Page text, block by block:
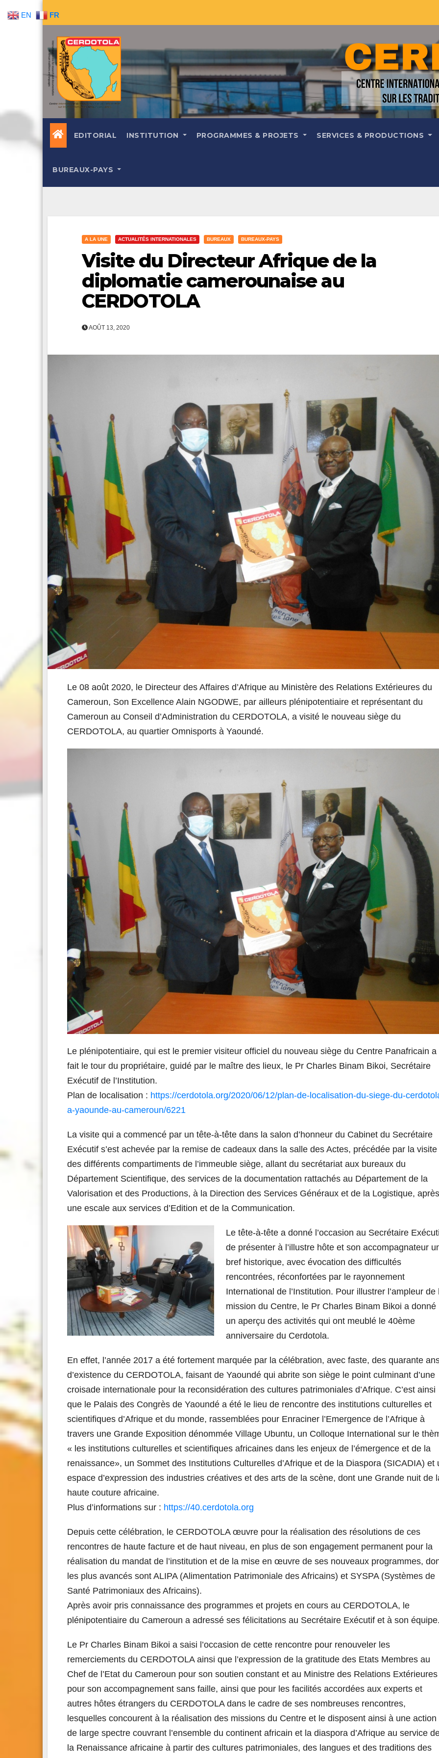
to
content
EDITORIAL INSTITUTION PROGRAMMES & PROJETS SERVICES & PRODUCTIONS
BUREAUX-PAYS
A LA UNE ACTUALITÉS INTERNATIONALES BUREAUX BUREAUX-PAYS
Visite du Directeur Afrique de la
diplomatie camerounaise au
CERDOTOLA
AOÛT 13, 2020
Le 08 août 2020, le Directeur des Affaires d’Afrique au Ministère des Relations Extérieures du
Cameroun, Son Excellence Alain NGODWE, par ailleurs plénipotentiaire et représentant du
Cameroun au Conseil d’Administration du CERDOTOLA, a visité le nouveau siège du
CERDOTOLA, au quartier Omnisports à Yaoundé.
Le plénipotentiaire, qui est le premier visiteur officiel du nouveau siège du Centre Panafricain a
fait le tour du propriétaire, guidé par le maître des lieux, le Pr Charles Binam Bikoi, Secrétaire
Exécutif de l’Institution.
Plan de localisation : https://cerdotola.org/2020/06/12/plan-de-localisation-du-siege-du-
a-yaounde-au-cameroun/6221
La visite qui a commencé par un tête-à-tête dans la salon d’honneur du Cabinet du Secrétaire
Exécutif s’est achevée par la remise de cadeaux dans la salle des Actes, précédée par la visite
des différents compartiments de l’immeuble siège, allant du secrétariat aux bureaux du
Département Scientifique, des services de la documentation rattachés au Département de la
Valorisation et des Productions, à la Direction des Services Généraux et de la Logistique, après
une escale aux services d’Edition et de la Communication.
Le tête-à-tête a donné l’occasion au Secrétaire
de présenter à l’illustre hôte et son accompagnateur
bref historique, avec évocation des difficultés
rencontrées, réconfortées par le rayonnement
International de l’Institution. Pour illustrer l’ampleur de
mission du Centre, le Pr Charles Binam Bikoi a donné
un aperçu des activités qui ont meublé le 40ème
anniversaire du Cerdotola.
En effet, l’année 2017 a été fortement marquée par la célébration, avec faste, des quarante
d’existence du CERDOTOLA, faisant de Yaoundé qui abrite son siège le point culminant d’une
croisade internationale pour la reconsidération des cultures patrimoniales d’Afrique. C’est ainsi
que le Palais des Congrès de Yaoundé a été le lieu de rencontre des institutions culturelles et
scientifiques d’Afrique et du monde, rassemblées pour Enraciner l’Emergence de l’Afrique à
travers une Grande Exposition dénommée Village Ubuntu, un Colloque International sur le
« les institutions culturelles et scientifiques africaines dans les enjeux de l’émergence et de la
renaissance», un Sommet des Institutions Culturelles d’Afrique et de la Diaspora (SICADIA) et
espace d’expression des industries créatives et des arts de la scène, dont une Grande nuit de
haute couture africaine.
Plus d’informations sur : https://40.cerdotola.org
Depuis cette célébration, le CERDOTOLA œuvre pour la réalisation des résolutions de ces
rencontres de haute facture et de haut niveau, en plus de son engagement permanent pour la
réalisation du mandat de l’institution et de la mise en œuvre de ses nouveaux programmes,
les plus avancés sont ALIPA (Alimentation Patrimoniale des Africains) et SYSPA (Systèmes de
Santé Patrimoniaux des Africains).
Après avoir pris connaissance des programmes et projets en cours au CERDOTOLA, le
plénipotentiaire du Cameroun a adressé ses félicitations au Secrétaire Exécutif et à son
Le Pr Charles Binam Bikoi a saisi l’occasion de cette rencontre pour renouveler les
remerciements du CERDOTOLA ainsi que l’expression de la gratitude des Etats Membres au
Chef de l’Etat du Cameroun pour son soutien constant et au Ministre des Relations Extérieures
pour son accompagnement sans faille, ainsi que pour les facilités accordées aux experts et
autres hôtes étrangers du CERDOTOLA dans le cadre de ses nombreuses rencontres,
lesquelles concourent à la réalisation des missions du Centre et le disposent ainsi à une action
de large spectre couvrant l’ensemble du continent africain et la diaspora d’Afrique au service
la Renaissance africaine à partir des cultures patrimoniales, des langues et des traditions des
EN FR